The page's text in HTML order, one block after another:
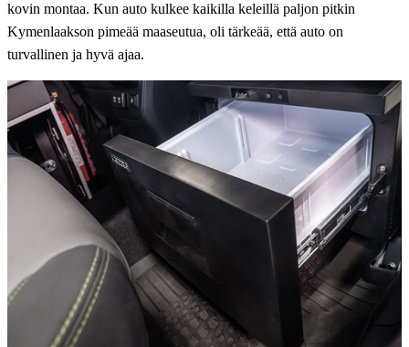
kovin montaa. Kun auto kulkee kaikilla keleillä paljon pitkin
Kymenlaakson pimeää maaseutua, oli tärkeää, että auto on
turvallinen ja hyvä ajaa.